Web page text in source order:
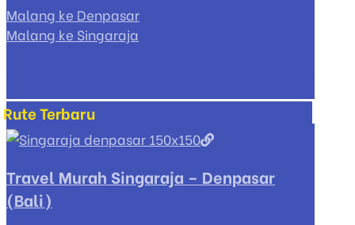
Malang ke Denpasar
Malang ke Singaraja
Rute Terbaru
Travel Murah Singaraja – Denpasar
(Bali)